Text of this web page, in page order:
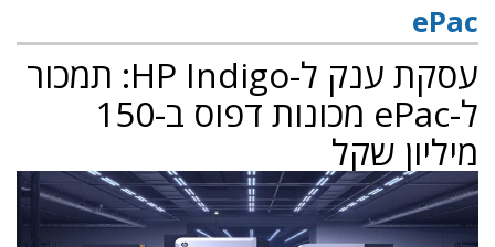
ePac
עסקת ענק ל-HP Indigo: תמכור
ל-ePac מכונות דפוס ב-150
מיליון שקל